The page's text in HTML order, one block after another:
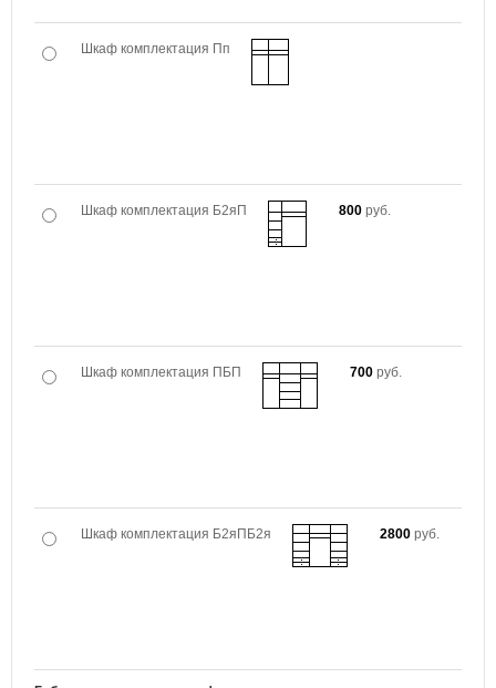
Шкаф комплектация Пп
Шкаф комплектация Б2яП 800 руб.
Шкаф комплектация ПБП 700 руб.
Шкаф комплектация Б2яПБ2я 2800 руб.